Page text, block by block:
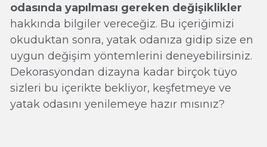
odasında yapılması gereken değişiklikler
hakkında bilgiler vereceğiz. Bu içeriğimizi
okuduktan sonra, yatak odanıza gidip size en
uygun değişim yöntemlerini deneyebilirsiniz.
Dekorasyondan dizayna kadar birçok tüyo
sizleri bu içerikte bekliyor, keşfetmeye ve
yatak odasını yenilemeye hazır mısınız?